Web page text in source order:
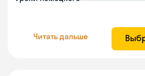
Читать дальше